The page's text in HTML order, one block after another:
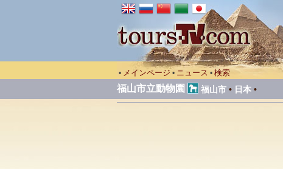
• メインページ • ニュース • 検索
福山市立動物園 福山市 • 日本 •